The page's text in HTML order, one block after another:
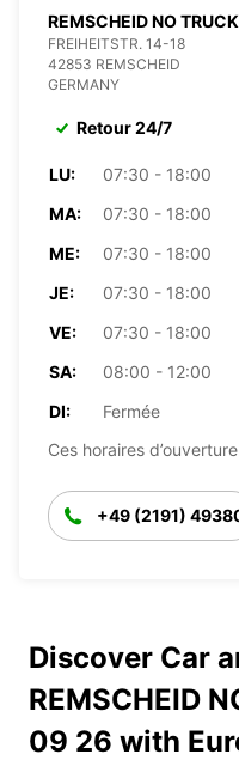
REMSCHEID NO
FREIHEITSTR. 14-18
42853 REMSCHEID
GERMANY
Retour 24/7
LU:
07:30 - 18:00
MA:
07:30 - 18:00
ME:
07:30 - 18:00
JE:
07:30 - 18:00
VE:
07:30 - 18:00
SA:
08:00 - 12:00
DI:
Fermée
Ces horaires
+49 (2191)
Discover Car
REMSCHEID
09 26 with